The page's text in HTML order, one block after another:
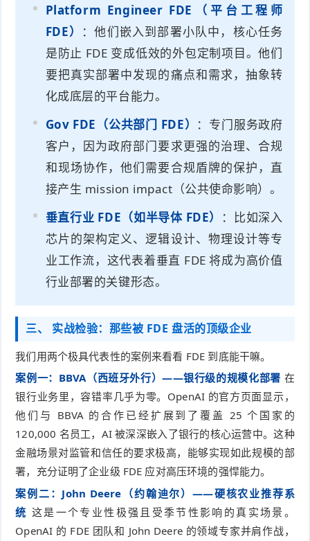
Platform Engineer FDE（平台工程师
FDE）
：他们嵌入到部署小队中，核心任务
是防止 FDE 变成低效的外包定制项目。他们
要把真实部署中发现的痛点和需求，抽象转
化成底层的平台能力。
Gov FDE（公共部门 FDE）
：专门服务政府
客户，因为政府部门要求更强的治理、合规
和现场协作，他们需要合规盾牌的保护，直
接产生 mission impact（公共使命影响）。
垂直行业 FDE（如半导体 FDE）
：比如深入
芯片的架构定义、逻辑设计、物理设计等专
业工作流，这代表着垂直 FDE 将成为高价值
行业部署的关键形态。
三、 实战检验：那些被 FDE 盘活的顶级企业
我们用两个极具代表性的案例来看看 FDE 到底能干嘛。
案例一：BBVA（西班牙外行）——银行级的规模化部署 在
银行业务里，容错率几乎为零。OpenAI 的官方页面显示，
他们与 BBVA 的合作已经扩展到了覆盖 25 个国家的
120,000 名员工，AI 被深深嵌入了银行的核心运营中。这种
金融场景对监管和信任的要求极高，能够实现如此规模的部
署，充分证明了企业级 FDE 应对高压环境的强悍能力。
案例二：John Deere（约翰迪尔）——硬核农业推荐系
统 这是一个专业性极强且受季节性影响的真实场景。
OpenAI 的 FDE 团队和 John Deere 的领域专家并肩作战，